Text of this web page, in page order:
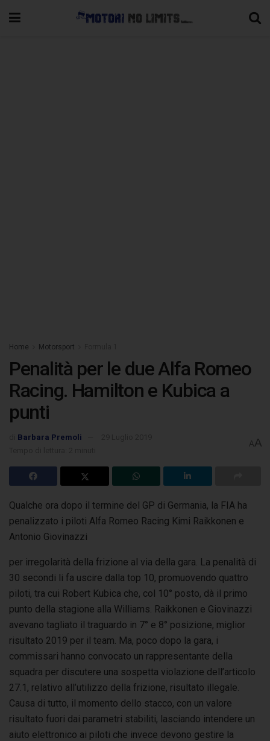
Home Motorsport
Penalità per le due Alfa Romeo
Racing. Hamilton e Kubica a
punti
Barbara Premoli
AA
Qualche ora dopo il termine del GP di Germania, la FIA ha
penalizzato i piloti Alfa Romeo Racing Kimi Raikkonen e
Antonio Giovinazzi
per irregolarità della frizione al via della gara. La penalità di
30 secondi li fa uscire dalla top 10, promuovendo quattro
piloti, tra cui Robert Kubica che, col 10° posto, dà il primo
punto della stagione alla Williams. Raikkonen e Giovinazzi
avevano tagliato il traguardo in 7° e 8° posizione, miglior
risultato 2019 per il team. Ma, poco dopo la gara, i
commissari hanno convocato un rappresentante della
squadra per discutere una sospetta violazione dell’articolo
27.1, relativo all’utilizzo della frizione, risultato illegale.
Causa di tutto, il momento dello stacco, con un valore
risultato fuori dai parametri stabiliti, lasciando intendere un
aiuto elettronico ai piloti che invece devono gestire la